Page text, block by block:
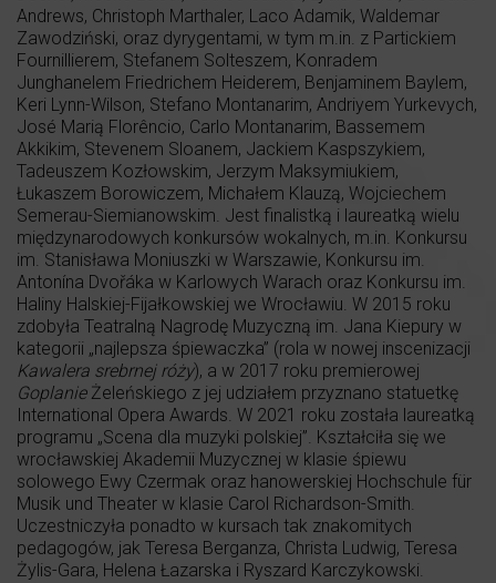
Andrews, Christoph Marthaler, Laco Adamik, Waldemar
Zawodziński, oraz dyrygentami, w tym m.in. z Partickiem
Fournillierem, Stefanem Solteszem, Konradem
Junghanelem Friedrichem Heiderem, Benjaminem Baylem,
Keri Lynn-Wilson, Stefano Montanarim, Andriyem Yurkevych,
José Marią Florêncio, Carlo Montanarim, Bassemem
Akkikim, Stevenem Sloanem, Jackiem Kaspszykiem,
Tadeuszem Kozłowskim, Jerzym Maksymiukiem,
Łukaszem Borowiczem, Michałem Klauzą, Wojciechem
Semerau-Siemianowskim. Jest finalistką i laureatką wielu
międzynarodowych konkursów wokalnych, m.in. Konkursu
im. Stanisława Moniuszki w Warszawie, Konkursu im.
Antonína Dvořáka w Karlowych Warach oraz Konkursu im.
Haliny Halskiej-Fijałkowskiej we Wrocławiu. W 2015 roku
zdobyła Teatralną Nagrodę Muzyczną im. Jana Kiepury w
kategorii „najlepsza śpiewaczka” (rola w nowej inscenizacji
Kawalera srebrnej róży), a w 2017 roku premierowej
GoplanieŻeleńskiego z jej udziałem przyznano statuetkę
International Opera Awards. W 2021 roku została laureatką
programu „Scena dla muzyki polskiej”. Kształciła się we
wrocławskiej Akademii Muzycznej w klasie śpiewu
solowego Ewy Czermak oraz hanowerskiej Hochschule für
Musik und Theater w klasie Carol Richardson-Smith.
Uczestniczyła ponadto w kursach tak znakomitych
pedagogów, jak Teresa Berganza, Christa Ludwig, Teresa
Żylis-Gara, Helena Łazarska i Ryszard Karczykowski.